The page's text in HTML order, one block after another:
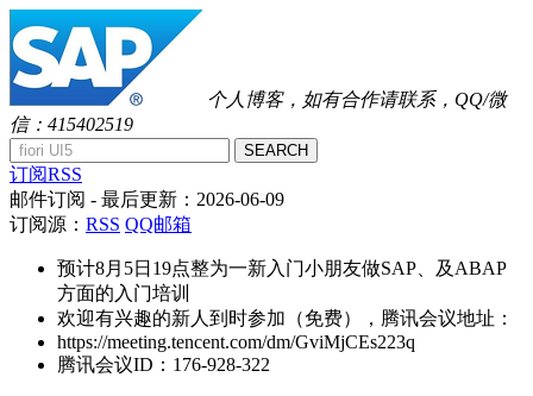
个人博客，如有合作请联系，QQ/微
信：415402519
SEARCH
订阅RSS
邮件订阅 - 最后更新： 2026-06-09
订阅源： RSS QQ邮箱
预计8月5日19点整为一新入门小朋友做SAP、及ABAP
方面的入门培训
欢迎有兴趣的新人到时参加（免费），腾讯会议地址：
https://meeting.tencent.com/dm/GviMjCEs223q
腾讯会议ID：176-928-322